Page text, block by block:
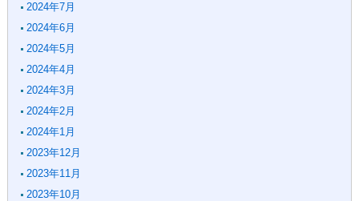
2024年7月
2024年6月
2024年5月
2024年4月
2024年3月
2024年2月
2024年1月
2023年12月
2023年11月
2023年10月